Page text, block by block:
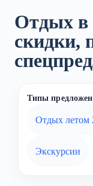
Отдых в
скидки,
Типы
Отдых летом
Экскурсии